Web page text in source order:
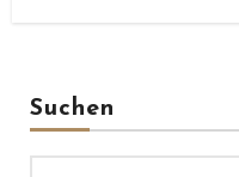
Suchen